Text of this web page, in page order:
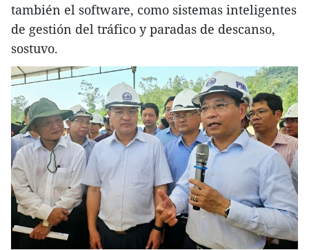
también el software, como sistemas inteligentes
de gestión del tráfico y paradas de descanso,
sostuvo.